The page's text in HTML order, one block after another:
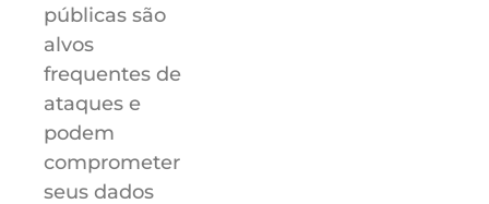
públicas são
alvos
frequentes de
ataques e
podem
comprometer
seus dados